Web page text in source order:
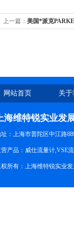
上一篇： 美国*派克
网站首页 关
海维特锐实业发
：上海市普陀区中江路
营产品：威仕流量计,VSE
权所有：上海维特锐实业